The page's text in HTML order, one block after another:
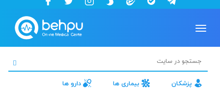
Toggle
پزشکان بیماری ها دارو ها